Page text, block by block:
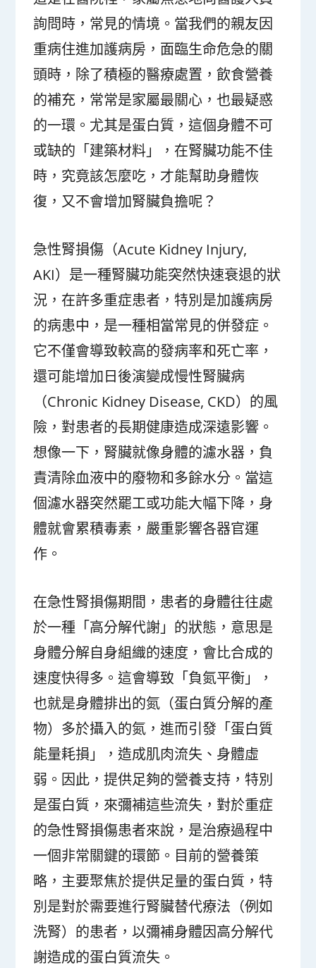
詢問時，常見的情境。當我們的親友因
重病住進加護病房，面臨生命危急的關
頭時，除了積極的醫療處置，飲食營養
的補充，常常是家屬最關心，也最疑惑
的一環。尤其是蛋白質，這個身體不可
或缺的「建築材料」，在腎臟功能不佳
時，究竟該怎麼吃，才能幫助身體恢
復，又不會增加腎臟負擔呢？
急性腎損傷（Acute Kidney Injury,
AKI）是一種腎臟功能突然快速衰退的狀
況，在許多重症患者，特別是加護病房
的病患中，是一種相當常見的併發症。
它不僅會導致較高的發病率和死亡率，
還可能增加日後演變成慢性腎臟病
（Chronic Kidney Disease, CKD）的風
險，對患者的長期健康造成深遠影響。
想像一下，腎臟就像身體的濾水器，負
責清除血液中的廢物和多餘水分。當這
個濾水器突然罷工或功能大幅下降，身
體就會累積毒素，嚴重影響各器官運
作。
在急性腎損傷期間，患者的身體往往處
於一種「高分解代謝」的狀態，意思是
身體分解自身組織的速度，會比合成的
速度快得多。這會導致「負氮平衡」，
也就是身體排出的氮（蛋白質分解的產
物）多於攝入的氮，進而引發「蛋白質
能量耗損」，造成肌肉流失、身體虛
弱。因此，提供足夠的營養支持，特別
是蛋白質，來彌補這些流失，對於重症
的急性腎損傷患者來說，是治療過程中
一個非常關鍵的環節。目前的營養策
略，主要聚焦於提供足量的蛋白質，特
別是對於需要進行腎臟替代療法（例如
洗腎）的患者，以彌補身體因高分解代
謝造成的蛋白質流失。